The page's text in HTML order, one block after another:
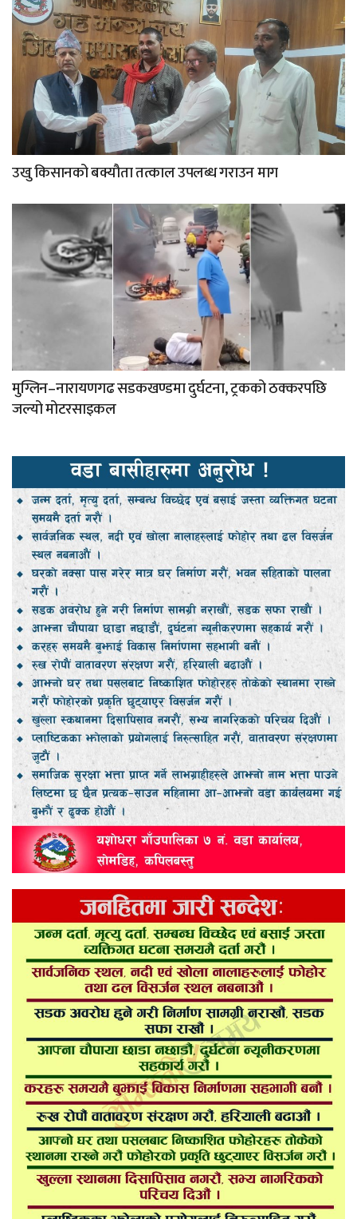
उखु किसानको बक्यौता तत्काल उपलब्ध गराउन माग
मुग्लिन–नारायणगढ सडकखण्डमा दुर्घटना, ट्रकको ठक्करपछि
जल्यो मोटरसाइकल